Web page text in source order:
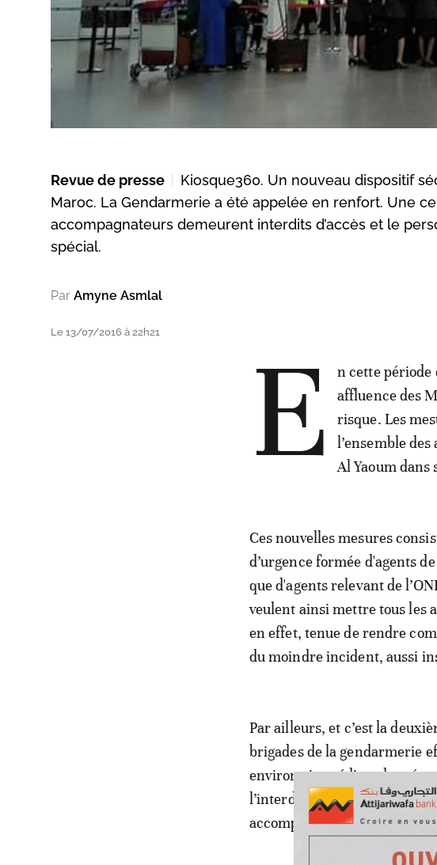
Revue de presse
Kiosque360. Un nouveau dispositif
Maroc. La Gendarmerie a été appelée en renfort. Une
accompagnateurs demeurent interdits d’accès et le
spécial.
Par Amyne Asmlal
Le 13/07/2016 à 22h21 E
n cette période
affluence des
risque. Les
l’ensemble
Al Yaoum
Ces nouvelles mesures
d’urgence formée d'agents
que d'agents relevant de
veulent ainsi mettre tous les
en effet, tenue de rendre
du moindre incident, aussi
Par ailleurs, et c’est la
brigades de la gendarmerie
environs immédiats des
l’interdiction de l’accès aux
accompagnateurs des